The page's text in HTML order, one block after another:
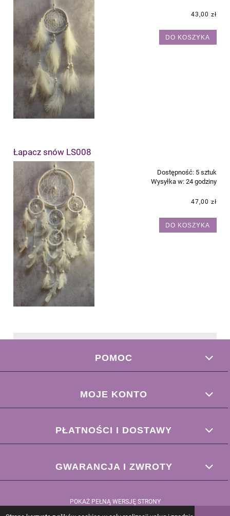
43,00 zł
DO KOSZYKA
Łapacz snów LS008
Dostępność: 5 sztuk
Wysyłka w: 24 godziny
47,00 zł
DO KOSZYKA
POMOC
MOJE KONTO
PŁATNOŚCI I DOSTAWY
GWARANCJA I ZWROTY
POKAŻ PEŁNĄ WERSJĘ STRONY